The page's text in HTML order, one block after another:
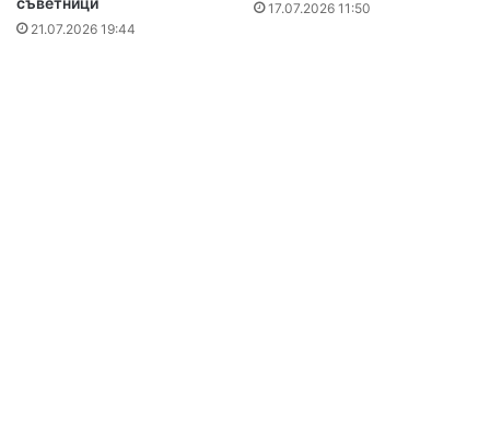
21.07.2026 19:44
17.07.2026 11:50